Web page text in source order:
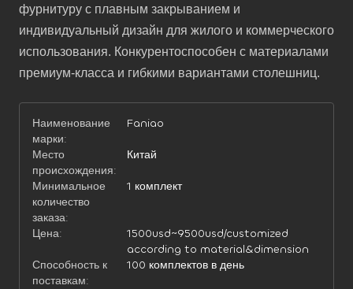
фурнитуру с плавным закрыванием и
индивидуальный дизайн для жилого и коммерческого
использования. Конкурентоспособен с материалами
премиум-класса и гибкими вариантами столешниц.
Наименование
марки:
Faniao
Место
происхождения:
Китай
Минимальное
количество
заказа:
1 комплект
Цена:
1500usd~9500usd/customized
according to material&dimension
Способность к
поставкам:
100 комплектов в день